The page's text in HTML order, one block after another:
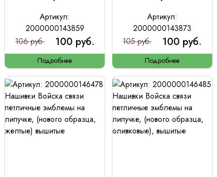
Артикул:
2000000143859
106 руб.
100 руб.
Подробнее
Артикул:
2000000143873
105 руб.
100 руб.
Подробнее